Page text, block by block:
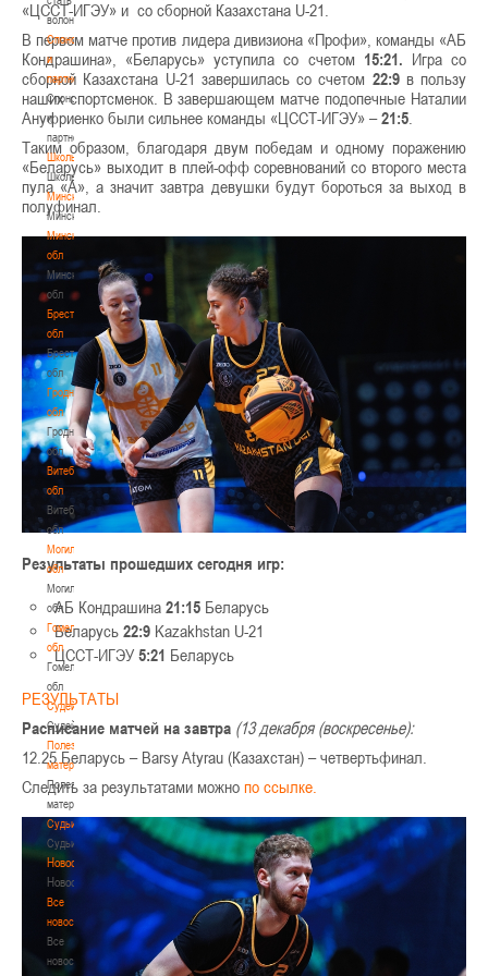
волонтером
Спонсоры
и
партнеры
Спонсоры
и
партнеры
Школы
Школы
Минск
Минск
Минская
обл
Минская
обл
Брестская
обл
Брестская
обл
Гродненская
обл
Гродненская
обл
Витебская
обл
Витебская
обл
Могилевская
обл
Могилевская
обл
Гомельская
обл
Гомельская
обл
Судейство
Судейство
Полезные
материалы
Полезные
материалы
Судьи
Судьи
Новости
Новости
Все
новости
Все
новости
«ЦССТ-ИГЭУ» и со сборной Казахстана U-21.
В первом матче против лидера дивизиона «Профи», команды «АБ
Кондрашина», «Беларусь» уступила со счетом 15:21. Игра со
сборной Казахстана U-21 завершилась со счетом 22:9в пользу
наших спортсменок. В завершающем матче подопечные Наталии
Ануфриенко были сильнее команды «ЦССТ-ИГЭУ» –21:5
Таким образом, благодаря двум победам и одному поражению
«Беларусь» выходит в плей-офф соревнований со второго места
пула «А», а значит завтра девушки будут бороться за выход в
полуфинал.
Результаты прошедших сегодня игр:
АБ Кондрашина 21:15 Беларусь
Беларусь 22:9 Kazakhstan U-21
ЦССТ-ИГЭУ 5:21 Беларусь
РЕЗУЛЬТАТЫ
Расписание матчей на завтра (13 декабря (воскресенье):
12.25 Беларусь – Barsy Atyrau (Казахстан) – четвертьфинал.
Следить за результатами можно по ссылке.